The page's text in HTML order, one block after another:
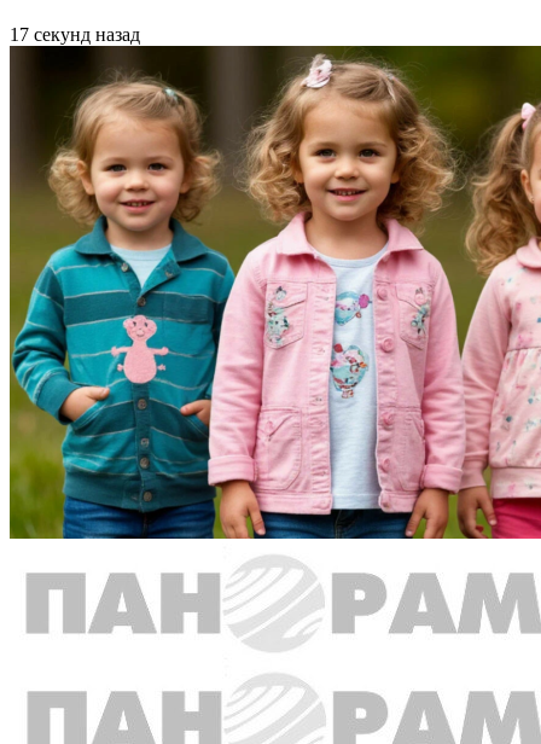
17 секунд назад